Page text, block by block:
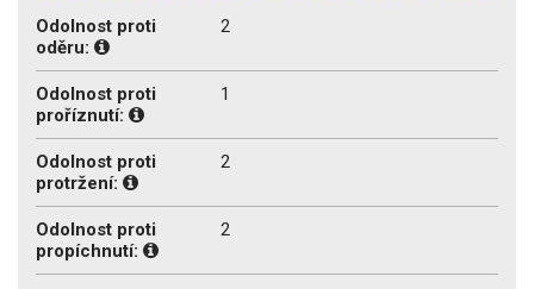
Odolnost proti
oděru:
2
Odolnost proti
proříznutí:
1
Odolnost proti
protržení:
2
Odolnost proti
propíchnutí:
2